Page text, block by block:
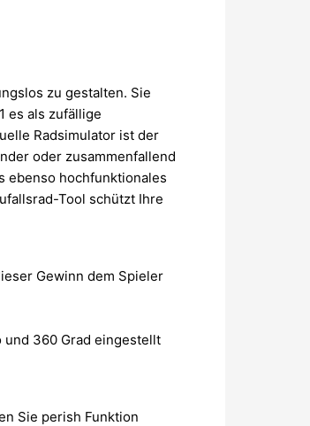
zu gestalten. Sie
es als zufällige
Radsimulator ist der
oder zusammenfallend
ebenso hochfunktionales
Tool schützt Ihre
Gewinn dem Spieler
und 360 Grad eingestellt
Sie perish Funktion